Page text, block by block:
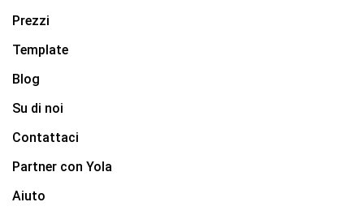
Prezzi
Template
Blog
Su di noi
Contattaci
Partner con Yola
Aiuto